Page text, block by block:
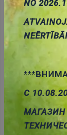
Cena:0.64 €
00022699
Pievienot
grozam
NO
С
МАГАЗИН